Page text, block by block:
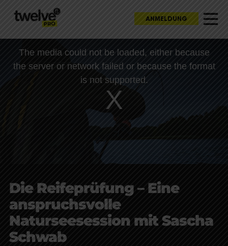
ANMELDUNG
modal
The media could not be loaded, either because
the server or network failed or because the format
is not supported.
Die Reifeprüfung – Eine
anspruchsvolle
Naturseesession mit Sascha
Schwab